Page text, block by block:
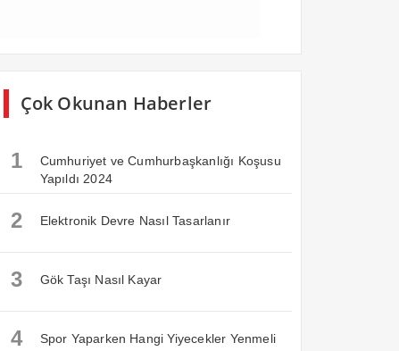
Çok Okunan Haberler
1
Cumhuriyet ve Cumhurbaşkanlığı Koşusu
Yapıldı 2024
2 Elektronik Devre Nasıl Tasarlanır
3 Gök Taşı Nasıl Kayar
4 Spor Yaparken Hangi Yiyecekler Yenmeli